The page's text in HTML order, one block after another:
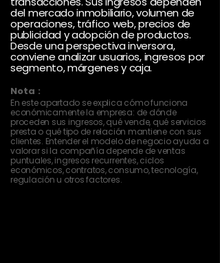
del mercado inmobiliario, volumen de
operaciones, tráfico web, precios de
publicidad y adopción de productos.
Desde una perspectiva inversora,
conviene analizar usuarios, ingresos por
segmento, márgenes y caja.
Nota :
En este apartado se explica cómo funciona
económicamente la empresa: de dónde
proceden sus ingresos, qué vende, qué servicios
presta o qué tipo de relación mantiene con sus
clientes. Entender el modelo de negocio ayuda a
valorar si la compañía depende de ventas
puntuales, ingresos recurrentes, ciclos
económicos, contratos, consumo, tecnología,
regulación u otros factores.